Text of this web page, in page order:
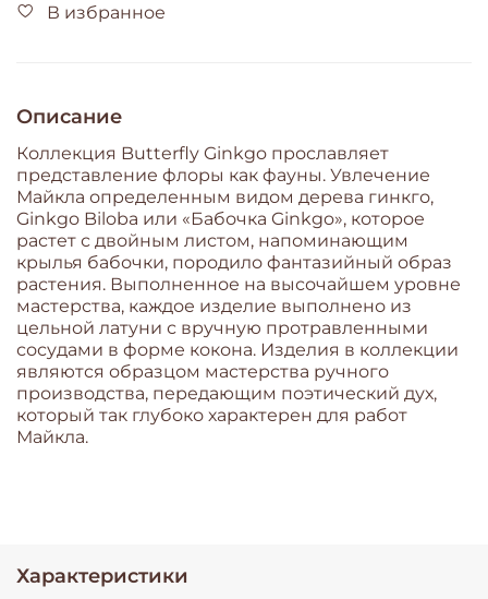
В избранное
Описание
Коллекция Butterfly Ginkgo прославляет
представление флоры как фауны. Увлечение
Майкла определенным видом дерева гинкго,
Ginkgo Biloba или «Бабочка Ginkgo», которое
растет с двойным листом, напоминающим
крылья бабочки, породило фантазийный образ
растения. Выполненное на высочайшем уровне
мастерства, каждое изделие выполнено из
цельной латуни с вручную протравленными
сосудами в форме кокона. Изделия в коллекции
являются образцом мастерства ручного
производства, передающим поэтический дух,
который так глубоко характерен для работ
Майкла.
Характеристики